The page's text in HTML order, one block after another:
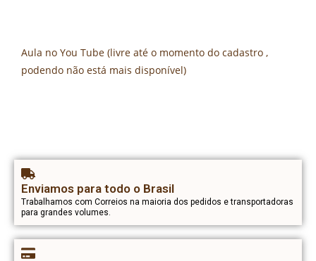
Aula no You Tube (livre até o momento do cadastro ,
podendo não está mais disponível)
Enviamos para todo o Brasil
Trabalhamos com Correios na maioria dos pedidos e transportadoras
para grandes volumes.